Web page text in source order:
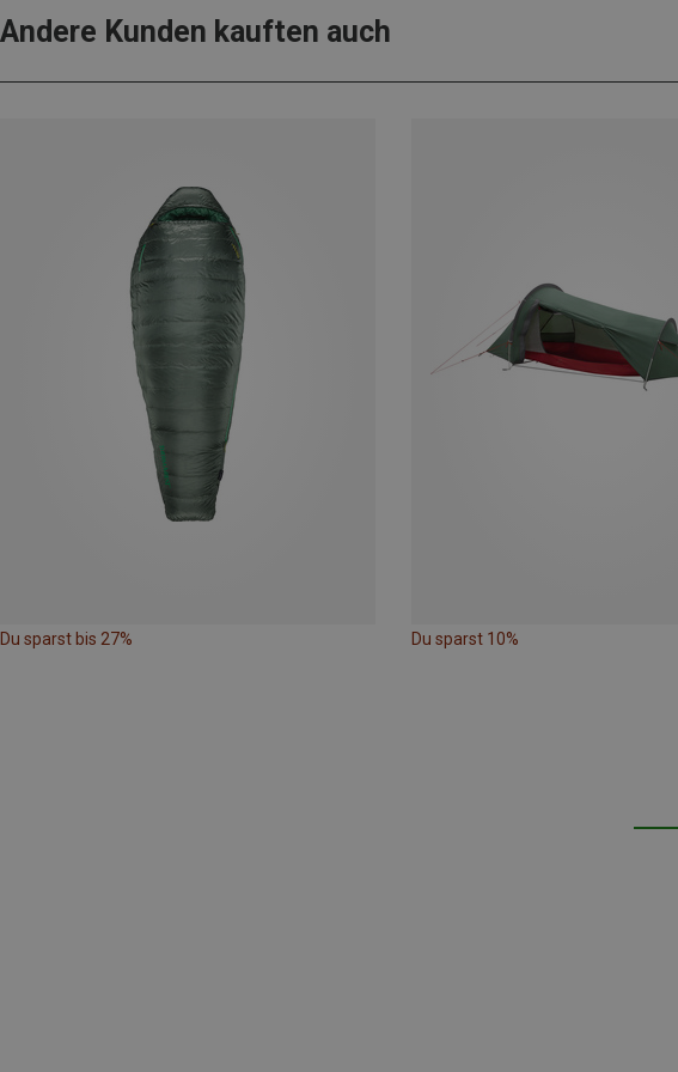
Andere Kunden kauften auch
Du sparst bis 27% Du sparst 10%